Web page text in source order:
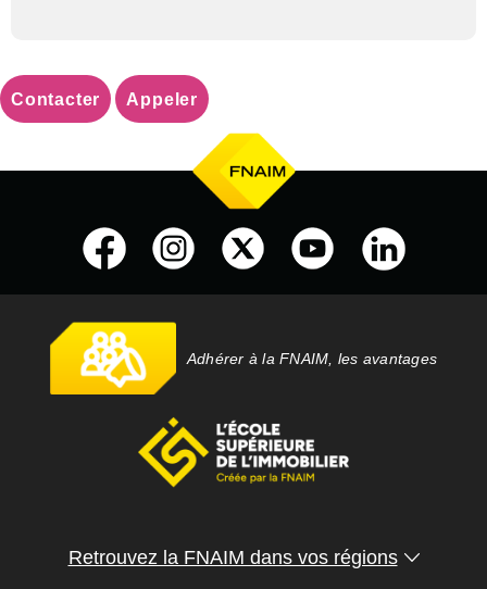
Contacter Appeler
Adhérer à la FNAIM, les avantages
Retrouvez la FNAIM dans vos régions